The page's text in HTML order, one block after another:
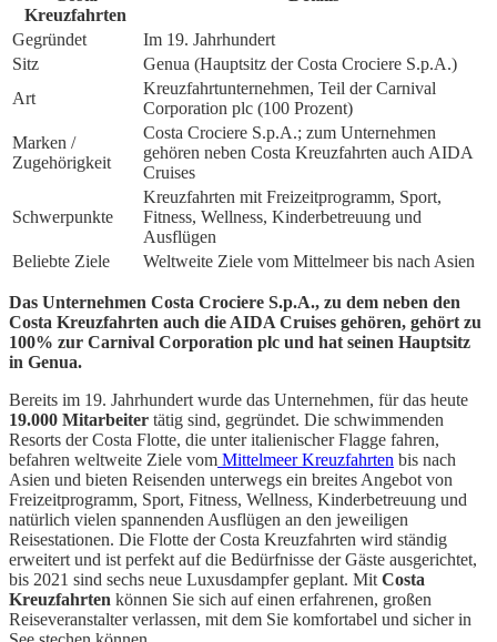
Kreuzfahrten
Gegründet
Im 19. Jahrhundert
Sitz
Genua (Hauptsitz der Costa Crociere S.p.A.)
Art
Kreuzfahrtunternehmen, Teil der Carnival
Corporation plc (100 Prozent)
Marken /
Zugehörigkeit
Costa Crociere S.p.A.; zum Unternehmen
gehören neben Costa Kreuzfahrten auch AIDA
Cruises
Schwerpunkte
Kreuzfahrten mit Freizeitprogramm, Sport,
Fitness, Wellness, Kinderbetreuung und
Ausflügen
Beliebte Ziele
Weltweite Ziele vom Mittelmeer bis nach Asien
Das Unternehmen Costa Crociere S.p.A., zu dem neben den
Costa Kreuzfahrten auch die AIDA Cruises gehören, gehört zu
100% zur Carnival Corporation plc und hat seinen Hauptsitz
in Genua.
Bereits im 19. Jahrhundert wurde das Unternehmen, für das heute
19.000 Mitarbeiter tätig sind, gegründet. Die schwimmenden
Resorts der Costa Flotte, die unter italienischer Flagge fahren,
befahren weltweite Ziele vom Mittelmeer Kreuzfahrten bis nach
Asien und bieten Reisenden unterwegs ein breites Angebot von
Freizeitprogramm, Sport, Fitness, Wellness, Kinderbetreuung und
natürlich vielen spannenden Ausflügen an den jeweiligen
Reisestationen. Die Flotte der Costa Kreuzfahrten wird ständig
erweitert und ist perfekt auf die Bedürfnisse der Gäste ausgerichtet,
bis 2021 sind sechs neue Luxusdampfer geplant. Mit Costa
Kreuzfahrten können Sie sich auf einen erfahrenen, großen
Reiseveranstalter verlassen, mit dem Sie komfortabel und sicher in